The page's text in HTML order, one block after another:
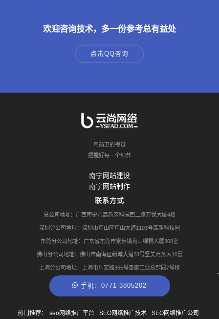
欢迎咨询技术，多一份参考总有益处
点击QQ咨询
用前卫的视觉
把握好每一个细节
南宁网站建设
南宁网站制作
联系方式
总公司地址：广西南宁市高新区科园西二路万保大厦4楼
深圳分公司地址：深圳市坪山区坪山大道1103号高新科技园
东莞分公司地址：广东省东莞市寮步镇凫山绿桐大厦308室
佛山分公司地址：佛山市南海区新城大道28号坚美商务大10层
上海分公司地址：上海市川宏路365号圣御工业总部园7号楼
手机：0771-3805202
热门推荐： seo网络推广平台 SEO网络推广技术 SEO网络推广公司